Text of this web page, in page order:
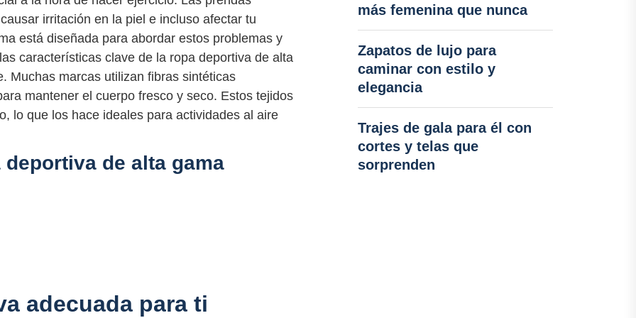
irritación en la piel e incluso afectar tu
está diseñada para abordar estos problemas y
características clave de la ropa deportiva de alta
Muchas marcas utilizan fibras sintéticas
mantener el cuerpo fresco y seco. Estos tejidos
lo que los hace ideales para actividades al aire
de alta gama
adecuada para ti
más femenina que nunca
Zapatos de lujo para
caminar con estilo y
elegancia
Trajes de gala para él con
cortes y telas que
sorprenden